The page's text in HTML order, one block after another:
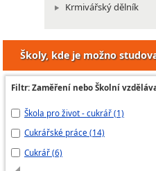
Krmivářský dělník
Školy, kde je možno
Filtr: Zaměření nebo Školní
Škola pro život - cukrář (1)
Cukrářské práce (14)
Cukrář (6)